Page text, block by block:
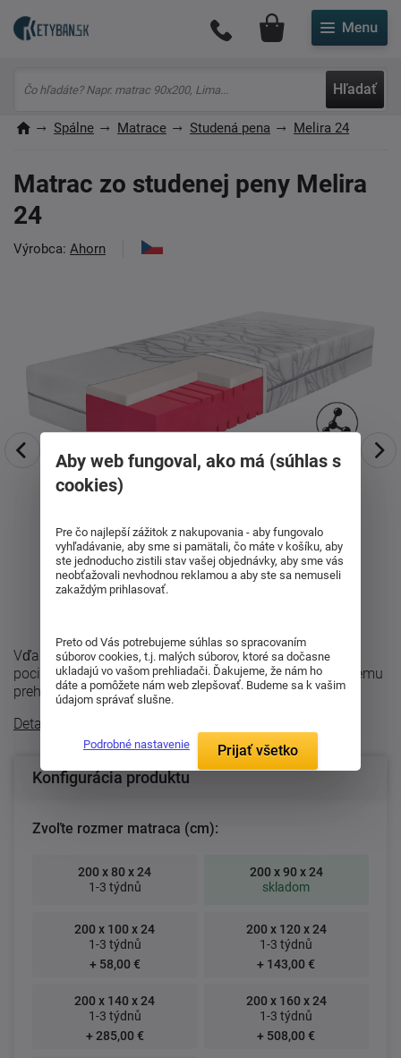
Hľadať
Môj účet
Spálne Matrace Studená pena Melira 24
Matrac zo studenej peny Melira
24
Výrobca: Ahorn
Vďaka modernej technológii GelEffect ponúka príjemný
pocit pri ľahnutí bez toho, aby dochádzalo k nepríjemnému
prehrievaniu alebo nadmernému ...
Detailný popis
Konfigurácia produktu
Zvoľte rozmer matraca (cm):
200 x 80 x 24
1-3 týdnů
200 x 90 x 24
skladom
200 x 100 x 24
1-3 týdnů
+ 58,00 €
200 x 120 x 24
1-3 týdnů
+ 143,00 €
200 x 140 x 24
1-3 týdnů
+ 285,00 €
200 x 160 x 24
1-3 týdnů
+ 508,00 €
Aby web fungoval, ako má (súhlas s
cookies)
Pre čo najlepší zážitok z nakupovania - aby fungovalo
vyhľadávanie, aby sme si pamätali, čo máte v košíku, aby
ste jednoducho zistili stav vašej objednávky, aby sme vás
neobťažovali nevhodnou reklamou a aby ste sa nemuseli
zakaždým prihlasovať.
Preto od Vás potrebujeme súhlas so spracovaním
súborov cookies, t.j. malých súborov, ktoré sa dočasne
ukladajú vo vašom prehliadači. Ďakujeme, že nám ho
dáte a pomôžete nám web zlepšovať. Budeme sa k vašim
údajom správať slušne.
Podrobné nastavenie Prijať všetko